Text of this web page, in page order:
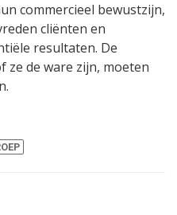
commercieel bewustzijn,
cliënten en
resultaten. De
ze de ware zijn, moeten